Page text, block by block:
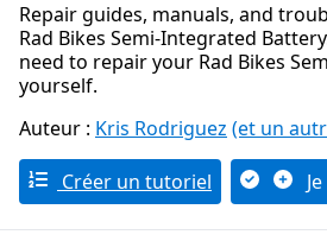
Repair guides, manuals, and
Rad Bikes Semi-Integrated
need to repair your Rad Bikes
yourself.
Auteur : Kris Rodriguez (et un
Créer un tutoriel